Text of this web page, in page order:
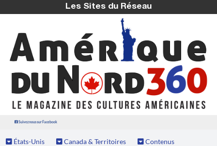
Les Sites du Réseau
Suivez nous sur Facebook
États-Unis Canada & Territoires Contenus